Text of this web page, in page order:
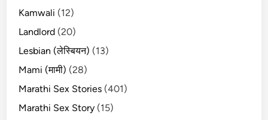
Kamwali (12)
Landlord (20)
Lesbian (लेस्बियन) (13)
Mami (मामी) (28)
Marathi Sex Stories (401)
Marathi Sex Story (15)